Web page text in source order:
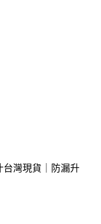
台灣現貨｜防漏升